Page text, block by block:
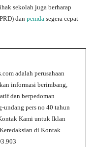
sekolah juga berharap
dan pemda segera cepat
adalah perusahaan
informasi berimbang,
dan berpedoman
undang pers no 40 tahun
Kami untuk Iklan
di Kontak